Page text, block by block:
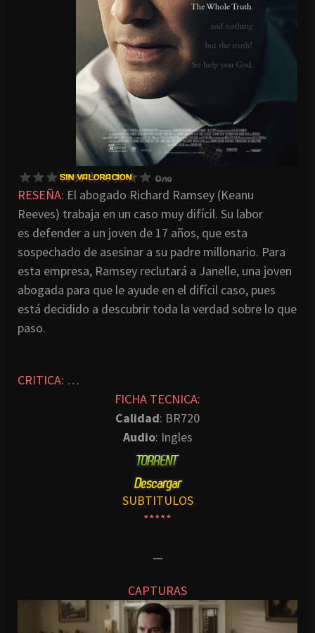
RESEÑA: El abogado Richard Ramsey (Keanu
Reeves) trabaja en un caso muy difícil. Su labor
es defender a un joven de 17 años, que esta
sospechado de asesinar a su padre millonario. Para
esta empresa, Ramsey reclutará a Janelle, una joven
abogada para que le ayude en el difícil caso, pues
está decidido a descubrir toda la verdad sobre lo que
paso.
CRITICA: …
FICHA TECNICA:
Calidad: BR720
Audio: Ingles
SUBTITULOS
*****
—
CAPTURAS